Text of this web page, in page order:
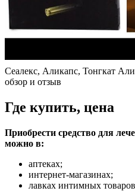
Сеалекс, Аликапс, Тонгкат
обзор и отзыв
Где купить, цена
Приобрести средство для
можно в:
аптеках;
интернет-магазинах;
лавках интимных